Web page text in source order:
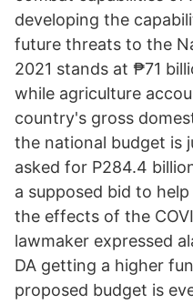
developing the
future threats to the
2021 stands at ₱71
while agriculture
country's gross
the national budget is
asked for P284.4
a supposed bid to
the effects of the
lawmaker expressed
DA getting a higher
proposed budget is